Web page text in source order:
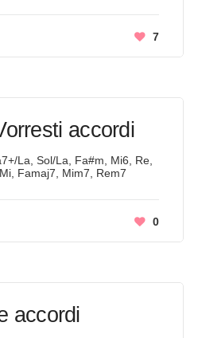
7
accordi
La, Sol/La, Fa#m, Mi6, Re,
Famaj7, Mim7, Rem7
0
accordi